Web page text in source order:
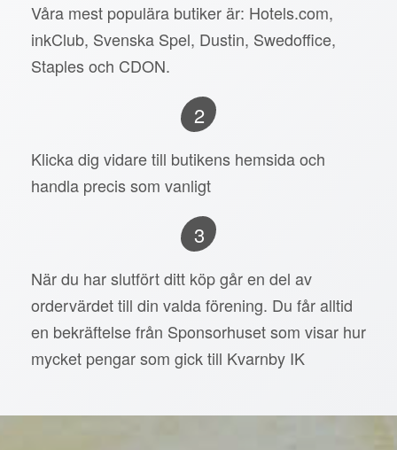
Våra mest populära butiker är: Hotels.com,
inkClub, Svenska Spel, Dustin, Swedoffice,
Staples och CDON.
2
Klicka dig vidare till butikens hemsida och
handla precis som vanligt
3
När du har slutfört ditt köp går en del av
ordervärdet till din valda förening. Du får alltid
en bekräftelse från Sponsorhuset som visar hur
mycket pengar som gick till Kvarnby IK